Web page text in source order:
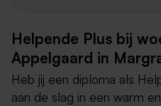
Helpende Plus bij
Appelgaard in
Heb jij een diploma als
aan de slag in een warm